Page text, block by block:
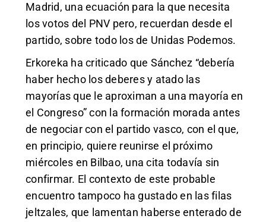
Madrid, una ecuación para la que necesita
los votos del PNV pero, recuerdan desde el
partido, sobre todo los de Unidas Podemos.
Erkoreka ha criticado que Sánchez “debería
haber hecho los deberes y atado las
mayorías que le aproximan a una mayoría en
el Congreso” con la formación morada antes
de negociar con el partido vasco, con el que,
en principio, quiere reunirse el próximo
miércoles en Bilbao, una cita todavía sin
confirmar. El contexto de este probable
encuentro tampoco ha gustado en las filas
jeltzales, que lamentan haberse enterado de